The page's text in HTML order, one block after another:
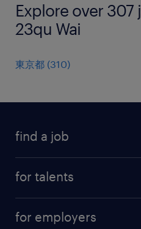
Explore over 307
23qu Wai
東京都 (310)
find a job
for talents
for employers